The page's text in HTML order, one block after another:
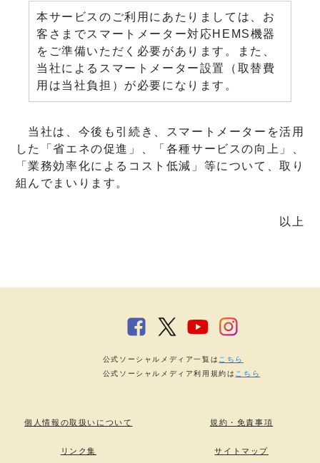
本サービスのご利用にあたりましては、お
客さまでスマートメーター対応HEMS機器
をご準備いただく必要があります。また、
当社によるスマートメーター設置（取替費
用は当社負担）が必要になります。
当社は、今後も引続き、スマートメーターを活用
した「省エネの促進」、「各種サービスの向上」、
「業務効率化によるコスト低減」等について、取り
組んでまいります。
以上
個人情報の取扱いについて 規約・免責事項
リンク集 サイトマップ
公式ソーシャルメディア一覧は こちら
公式ソーシャルメディア利用規約は こちら